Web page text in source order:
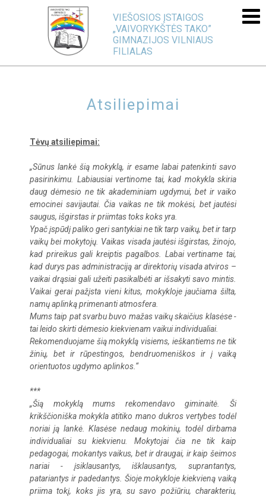
VIEŠOSIOS ĮSTAIGOS
„VAIVORYKŠTĖS TAKO”
GIMNAZIJOS VILNIAUS
FILIALAS
Atsiliepimai
Tėvų atsiliepimai:
„Sūnus lankė šią mokyklą, ir esame labai patenkinti savo
pasirinkimu. Labiausiai vertinome tai, kad mokykla skiria
daug dėmesio ne tik akademiniam ugdymui, bet ir vaiko
emocinei savijautai. Čia vaikas ne tik mokėsi, bet jautėsi
saugus, išgirstas ir priimtas toks koks yra.
Ypač įspūdį paliko geri santykiai ne tik tarp vaikų, bet ir tarp
vaikų bei mokytojų. Vaikas visada jautėsi išgirstas, žinojo,
kad prireikus gali kreiptis pagalbos. Labai vertiname tai,
kad durys pas administraciją ar direktorių visada atviros –
vaikai drąsiai gali užeiti pasikalbėti ar išsakyti savo mintis.
Vaikai gerai pažįsta vieni kitus, mokykloje jaučiama šilta,
namų aplinką primenanti atmosfera.
Mums taip pat svarbu buvo mažas vaikų skaičius klasėse -
tai leido skirti dėmesio kiekvienam vaikui individualiai.
Rekomenduojame šią mokyklą visiems, ieškantiems ne tik
žinių, bet ir rūpestingos, bendruomeniškos ir į vaiką
orientuotos ugdymo aplinkos.“
***
„Šią mokyklą mums rekomendavo giminaitė. Ši
krikščioniška mokykla atitiko mano dukros vertybes todėl
noriai ją lankė. Klasėse nedaug mokinių, todėl dirbama
individualiai su kiekvienu. Mokytojai čia ne tik kaip
pedagogai, mokantys vaikus, bet ir draugai, ir kaip šeimos
nariai - įsiklausantys, išklausantys, suprantantys,
patariantys ir padedantys. Šioje mokykloje kiekvieną vaiką
priima tokį, koks jis yra, su savo požiūriu, charakteriu,